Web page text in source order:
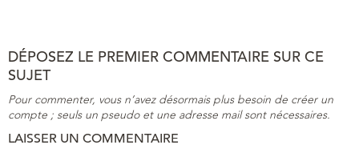
DÉPOSEZ LE PREMIER COMMENTAIRE SUR CE
SUJET
Pour commenter, vous n’avez désormais plus besoin de créer un
compte ; seuls un pseudo et une adresse mail sont nécessaires.
LAISSER UN COMMENTAIRE